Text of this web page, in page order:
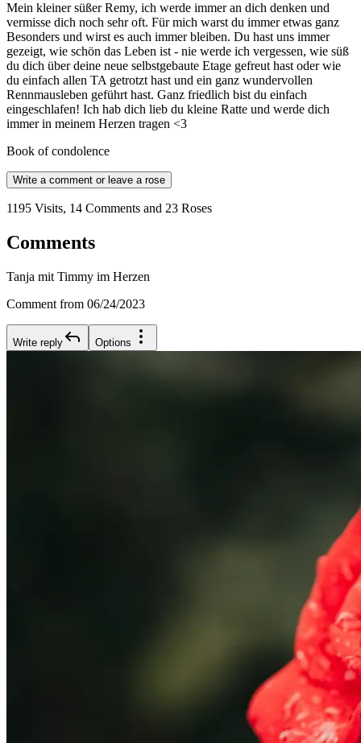
Mein kleiner süßer Remy, ich werde immer an dich denken und
vermisse dich noch sehr oft. Für mich warst du immer etwas ganz
Besonders und wirst es auch immer bleiben. Du hast uns immer
gezeigt, wie schön das Leben ist - nie werde ich vergessen, wie süß
du dich über deine neue selbstgebaute Etage gefreut hast oder wie
du einfach allen TA getrotzt hast und ein ganz wundervollen
Rennmausleben geführt hast. Ganz friedlich bist du einfach
eingeschlafen! Ich hab dich lieb du kleine Ratte und werde dich
immer in meinem Herzen tragen <3
Book of condolence
Write a comment or leave a rose
1195 Visits, 14 Comments and 23 Roses
Comments
Tanja mit Timmy im Herzen
Comment from 06/24/2023
Write reply Options